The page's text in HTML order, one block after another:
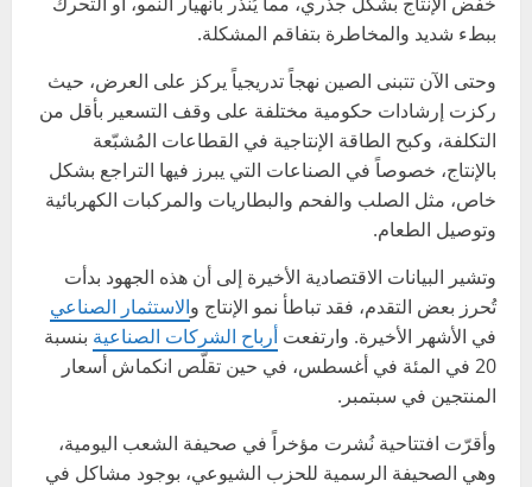
ببطء شديد والمخاطرة بتفاقم المشكلة.
وحتى الآن تتبنى الصين نهجاً تدريجياً يركز على العرض، حيث
ركزت إرشادات حكومية مختلفة على وقف التسعير بأقل من
التكلفة، وكبح الطاقة الإنتاجية في القطاعات المُشبّعة
بالإنتاج، خصوصاً في الصناعات التي يبرز فيها التراجع بشكل
خاص، مثل الصلب والفحم والبطاريات والمركبات الكهربائية
وتوصيل الطعام.
وتشير البيانات الاقتصادية الأخيرة إلى أن هذه الجهود بدأت
تُحرز بعض التقدم، فقد تباطأ نمو الإنتاج والاستثمار الصناعي
في الأشهر الأخيرة. وارتفعت أرباح الشركات الصناعية بنسبة
20 في المئة في أغسطس، في حين تقلّص انكماش أسعار
المنتجين في سبتمبر.
وأقرّت افتتاحية نُشرت مؤخراً في صحيفة الشعب اليومية،
وهي الصحيفة الرسمية للحزب الشيوعي، بوجود مشاكل في